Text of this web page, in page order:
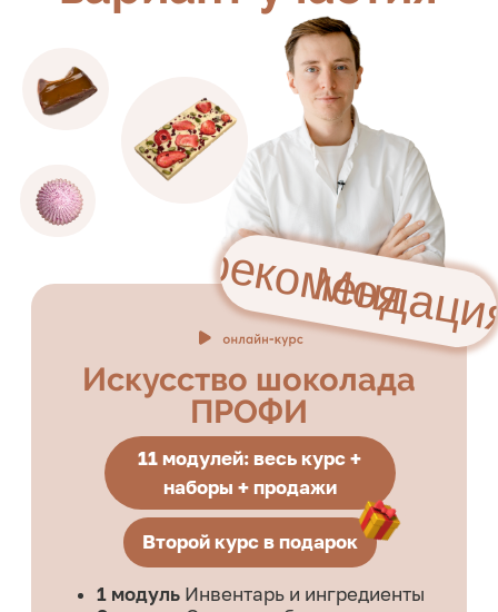
ПРОФИ
Инвентарь и ингредиенты
Основы работы с шоколадом
Ягоды и фрукты в шоколаде
4 модуль Трюфели
5 модуль Шоколадная кукис пицца
6 модуль
Нарезные конфеты
Корпусные плитки
Корпусные конфеты
10 модульШоколадные наборы
Первые продажи
Декор из шоколада,
выпечка с шоколадом, цветы из
рецепта нарезных конфет
Обратная связь и поддержка от
Именной сертификат установленного
образца
12 месяцев доступ к курсу
1.749 ₽/мес.
20.990 ₽
в рассрочку без переплат на 12 месяцев
выгода
8000р
Второй курс в подарок